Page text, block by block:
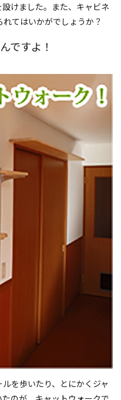
けました。また、キャビネ
てはいかがでしょうか？
ですよ！
を歩いたり、とにかくジャ